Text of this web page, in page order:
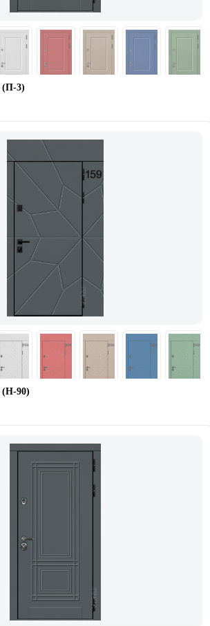
(П-3)
(Н-90)